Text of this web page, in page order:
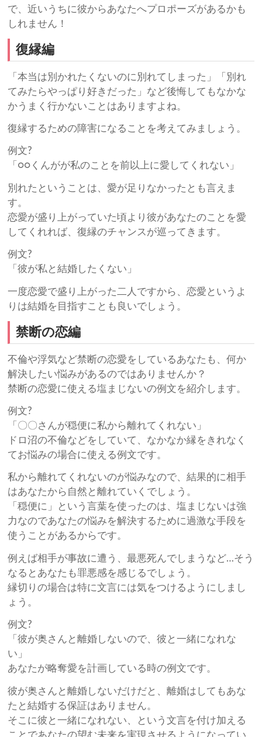
で、近いうちに彼からあなたへプロポーズがあるかも
しれません！
復縁編
「本当は別かれたくないのに別れてしまった」「別れ
てみたらやっぱり好きだった」など後悔してもなかな
かうまく行かないことはありますよね。
復縁するための障害になることを考えてみましょう。
例文?
「○○くんがが私のことを前以上に愛してくれない」
別れたということは、愛が足りなかったとも言えま
す。
恋愛が盛り上がっていた頃より彼があなたのことを愛
してくれれば、復縁のチャンスが巡ってきます。
例文?
「彼が私と結婚したくない」
一度恋愛で盛り上がった二人ですから、恋愛というよ
りは結婚を目指すことも良いでしょう。
禁断の恋編
不倫や浮気など禁断の恋愛をしているあなたも、何か
解決したい悩みがあるのではありませんか？
禁断の恋愛に使える塩まじないの例文を紹介します。
例文?
「〇〇さんが穏便に私から離れてくれない」
ドロ沼の不倫などをしていて、なかなか縁をきれなく
てお悩みの場合に使える例文です。
私から離れてくれないのが悩みなので、結果的に相手
はあなたから自然と離れていくでしょう。
「穏便に」という言葉を使ったのは、塩まじないは強
力なのであなたの悩みを解決するために過激な手段を
使うことがあるからです。
例えば相手が事故に遭う、最悪死んでしまうなど…そう
なるとあなたも罪悪感を感じるでしょう。
縁切りの場合は特に文言には気をつけるようにしまし
ょう。
例文?
「彼が奥さんと離婚しないので、彼と一緒になれな
い」
あなたが略奪愛を計画している時の例文です。
彼が奥さんと離婚しないだけだと、離婚はしてもあな
たと結婚する保証はありません。
そこに彼と一緒になれない、という文言を付け加える
ことであなたの望む未来を実現させるようになってい